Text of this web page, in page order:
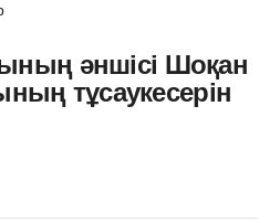
әншісі Шоқан
тұсаукесерін